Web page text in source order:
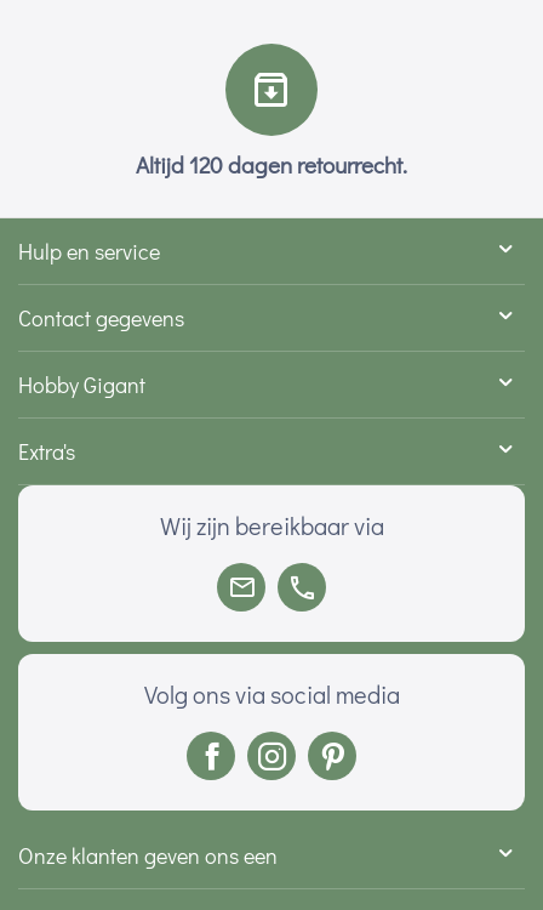
Altijd 120 dagen retourrecht.
Hulp en service
Contact gegevens
Hobby Gigant
Extra's
Wij zijn bereikbaar via
Volg ons via social media
Onze klanten geven ons een